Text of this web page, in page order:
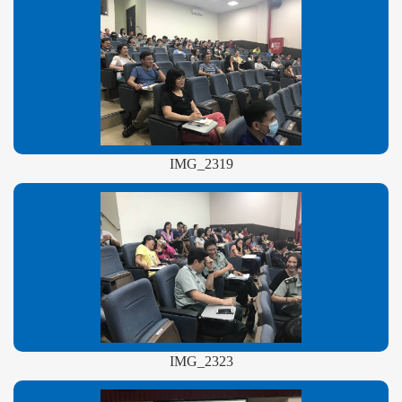
IMG_2319
IMG_2323